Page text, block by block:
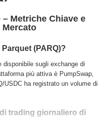
– Metriche Chiave e
(PARQ)?
disponibile sugli exchange di
più attiva è PumpSwap,
USDC ha registrato un volume di
trading giornaliero di